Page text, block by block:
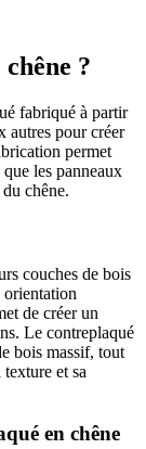
?
fabriqué à partir
autres pour créer
permet
les panneaux
chêne.
couches de bois
orientation
de créer un
Le contreplaqué
bois massif, tout
et sa
en chêne